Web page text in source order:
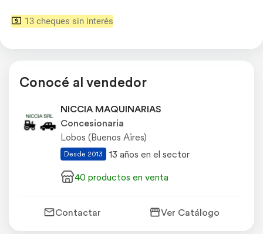
13 cheques sin interés
Conocé al vendedor
NICCIA MAQUINARIAS
Concesionaria
Lobos (Buenos Aires)
Desde 2013
13 años en el sector
40 productos en venta
Contactar Ver Catálogo